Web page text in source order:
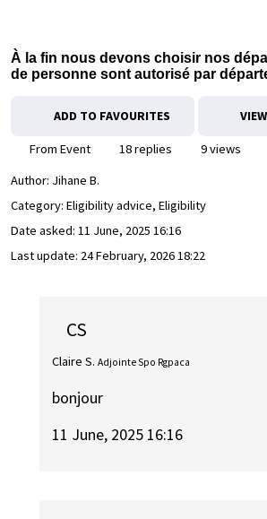
À la fin nous devons choisir nos
de personne sont autorisé par
ADD TO FAVOURITES
From Event 18 replies
9 views
Author: Jihane B.
Category: Eligibility advice, Eligibility
Date asked: 11 June, 2025 16:16
Last update: 24 February, 2026 18:22
CS
Claire S. Adjointe Spo Rgpaca
bonjour
11 June, 2025 16:16